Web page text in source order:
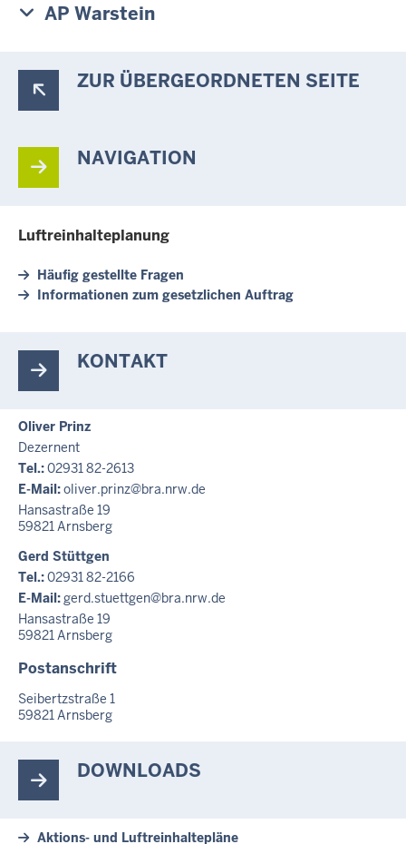
AP Warstein
ZUR ÜBERGEORDNETEN SEITE
NAVIGATION
Luftreinhalteplanung
Häufig gestellte Fragen
Informationen zum gesetzlichen Auftrag
KONTAKT
Oliver Prinz
Dezernent
Tel.:02931 82-2613
E-Mail:oliver.prinz@bra.nrw.de
Hansastraße 19
59821 Arnsberg
Gerd Stüttgen
Tel.:02931 82-2166
E-Mail:gerd.stuettgen@bra.nrw.de
Hansastraße 19
59821 Arnsberg
Postanschrift
Seibertzstraße 1
59821Arnsberg
DOWNLOADS
Aktions- und Luftreinhaltepläne